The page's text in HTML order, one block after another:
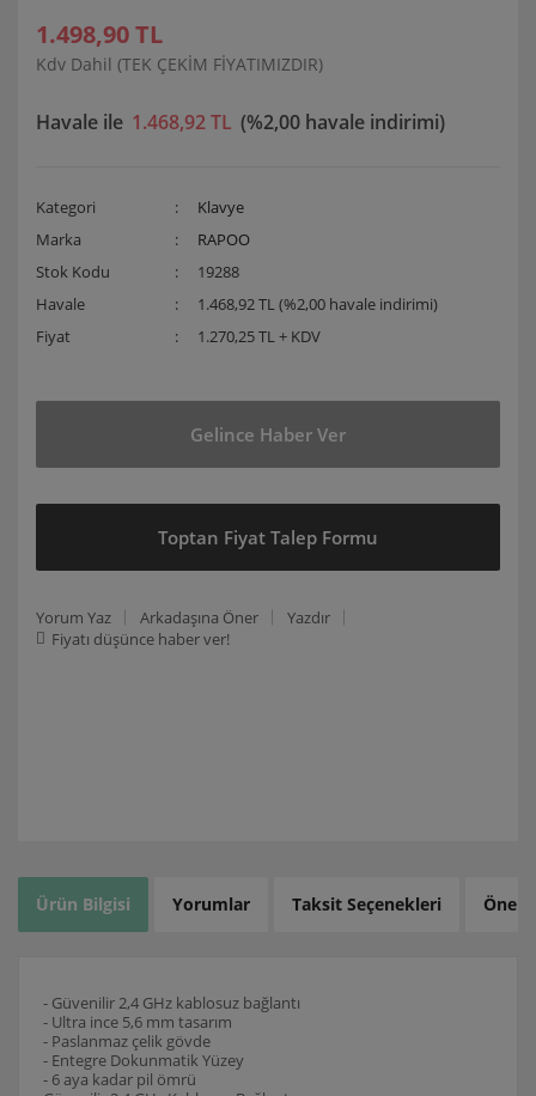
1.498,90 TL
Kdv Dahil (TEK ÇEKİM FİYATIMIZDIR)
Havale ile 1.468,92 TL (%2,00 havale indirimi)
Kategori
Klavye
Marka
RAPOO
Stok Kodu
19288
Havale
1.468,92 TL (%2,00 havale indirimi)
Fiyat
1.270,25 TL + KDV
Gelince Haber Ver
Toptan Fiyat Talep Formu
Yorum Yaz Arkadaşına Öner
Yazdır
Fiyatı düşünce haber ver!
Ürün Bilgisi Yorumlar Taksit Seçenekleri
- Güvenilir 2,4 GHz kablosuz bağlantı
- Ultra ince 5,6 mm tasarım
- Paslanmaz çelik gövde
- Entegre Dokunmatik Yüzey
- 6 aya kadar pil ömrü